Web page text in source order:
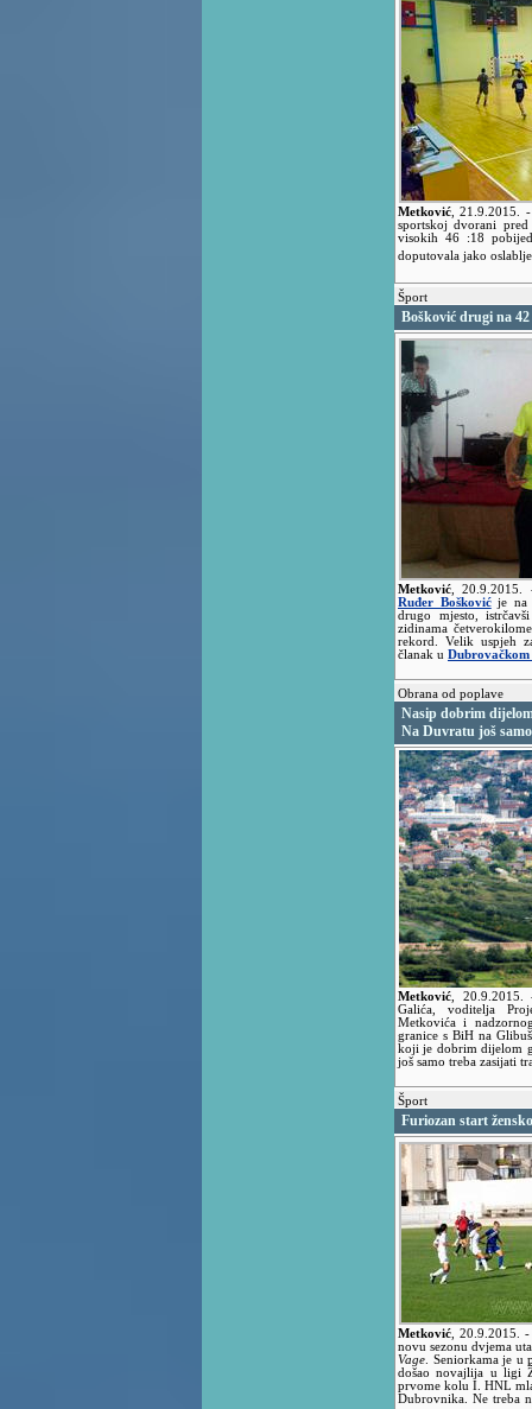
Metković ,21.9.2015.
sportskoj dvorani
visokih 46 :18
doputovala jako
Šport
Bošković drugi na
Metković ,20.9.2015.
Ruđer Boškovićje na
drugo mjesto,
zidinama
rekord. Velik uspjeh
članak u Dubrovačkom
Obrana od poplave
Nasip dobrim
Na Duvratu još
Metković 20.9.2015.
Galića, voditelja
Metkovića i
granice s BiH na
koji je dobrim dijelom
još samo treba zasijati
Šport
Furiozan start
Metković 20.9.2015. -
novu sezonu dvjema
Vage . Seniorkama je
došao novajlija u ligi
prvome kolu I. HNL
Dubrovnika. Ne treba